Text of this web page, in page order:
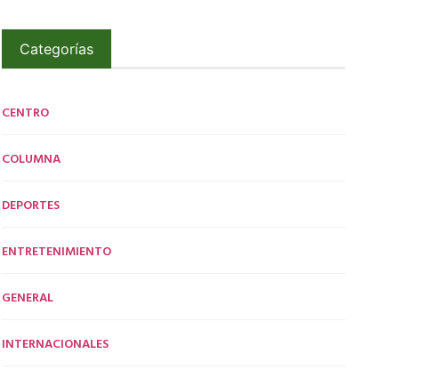
Categorías
CENTRO
COLUMNA
DEPORTES
ENTRETENIMIENTO
GENERAL
INTERNACIONALES